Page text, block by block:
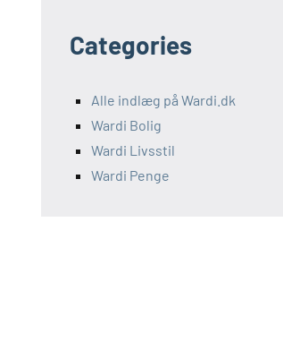
Categories
Alle indlæg på Wardi.dk
Wardi Bolig
Wardi Livsstil
Wardi Penge